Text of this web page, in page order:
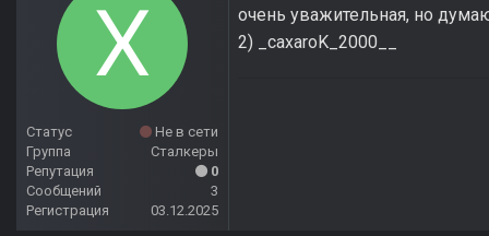
Статус
Не в сети
Группа
Сталкеры
Репутация
0
Сообщений
3
Регистрация
03.12.2025
очень уважительная, но
2) _caxaroK_2000__